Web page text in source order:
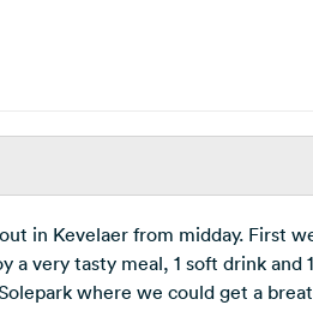
in Kevelaer from midday. First
a very tasty meal, 1 soft drink
where we could get a